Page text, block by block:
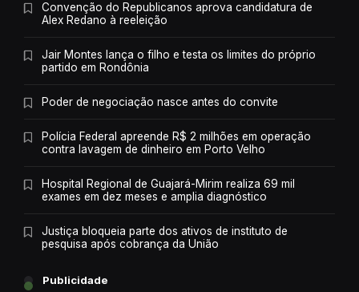
Convenção do Republicanos aprova candidatura de
Alex Redano à reeleição
Jair Montes lança o filho e testa os limites do próprio
partido em Rondônia
Poder de negociação nasce antes do convite
Polícia Federal apreende R$ 2 milhões em operação
contra lavagem de dinheiro em Porto Velho
Hospital Regional de Guajará-Mirim realiza 69 mil
exames em dez meses e amplia diagnóstico
Justiça bloqueia parte dos ativos de instituto de
pesquisa após cobrança da União
Publicidade